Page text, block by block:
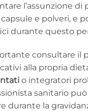
l’assunzione
e polveri, e
durante questo
consultare il
alla propria
o integratori
sanitario
durante la